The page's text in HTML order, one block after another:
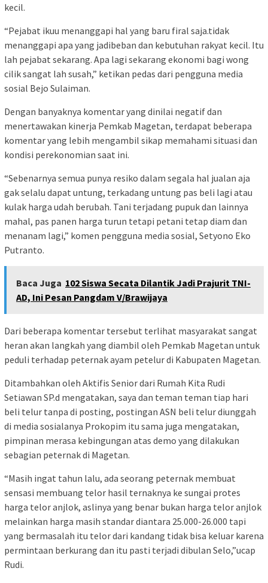
kecil.
“Pejabat ikuu menanggapi hal yang baru firal saja.tidak
menanggapi apa yang jadibeban dan kebutuhan rakyat kecil. Itu
lah pejabat sekarang. Apa lagi sekarang ekonomi bagi wong
cilik sangat lah susah,” ketikan pedas dari pengguna media
sosial Bejo Sulaiman.
Dengan banyaknya komentar yang dinilai negatif dan
menertawakan kinerja Pemkab Magetan, terdapat beberapa
komentar yang lebih mengambil sikap memahami situasi dan
kondisi perekonomian saat ini.
“Sebenarnya semua punya resiko dalam segala hal jualan aja
gak selalu dapat untung, terkadang untung pas beli lagi atau
kulak harga udah berubah. Tani terjadang pupuk dan lainnya
mahal, pas panen harga turun tetapi petani tetap diam dan
menanam lagi,” komen pengguna media sosial, Setyono Eko
Putranto.
Baca Juga 102 Siswa Secata Dilantik Jadi Prajurit TNI-
AD, Ini Pesan Pangdam V/Brawijaya
Dari beberapa komentar tersebut terlihat masyarakat sangat
heran akan langkah yang diambil oleh Pemkab Magetan untuk
peduli terhadap peternak ayam petelur di Kabupaten Magetan.
Ditambahkan oleh Aktifis Senior dari Rumah Kita Rudi
Setiawan SP.d mengatakan, saya dan teman teman tiap hari
beli telur tanpa di posting, postingan ASN beli telur diunggah
di media sosialanya Prokopim itu sama juga mengatakan,
pimpinan merasa kebingungan atas demo yang dilakukan
sebagian peternak di Magetan.
“Masih ingat tahun lalu, ada seorang peternak membuat
sensasi membuang telor hasil ternaknya ke sungai protes
harga telor anjlok, aslinya yang benar bukan harga telor anjlok
melainkan harga masih standar diantara 25.000-26.000 tapi
yang bermasalah itu telor dari kandang tidak bisa keluar karena
permintaan berkurang dan itu pasti terjadi dibulan Selo,”ucap
Rudi.